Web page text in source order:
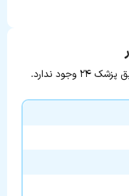
ندارد.